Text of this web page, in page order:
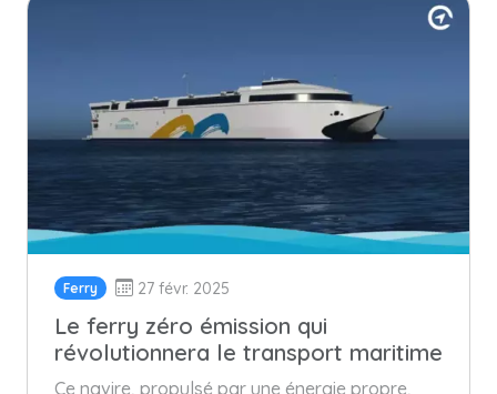
Ferry 27 févr. 2025
Le ferry zéro émission qui
révolutionnera le transport maritime
Ce navire, propulsé par une énergie propre,